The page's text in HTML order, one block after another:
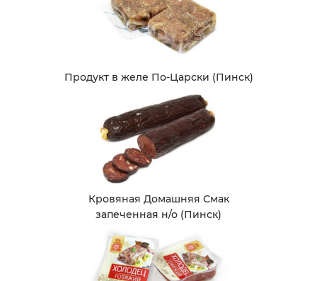
Продукт в желе По-Царски (Пинск)
Кровяная Домашняя Смак
запеченная н/о (Пинск)